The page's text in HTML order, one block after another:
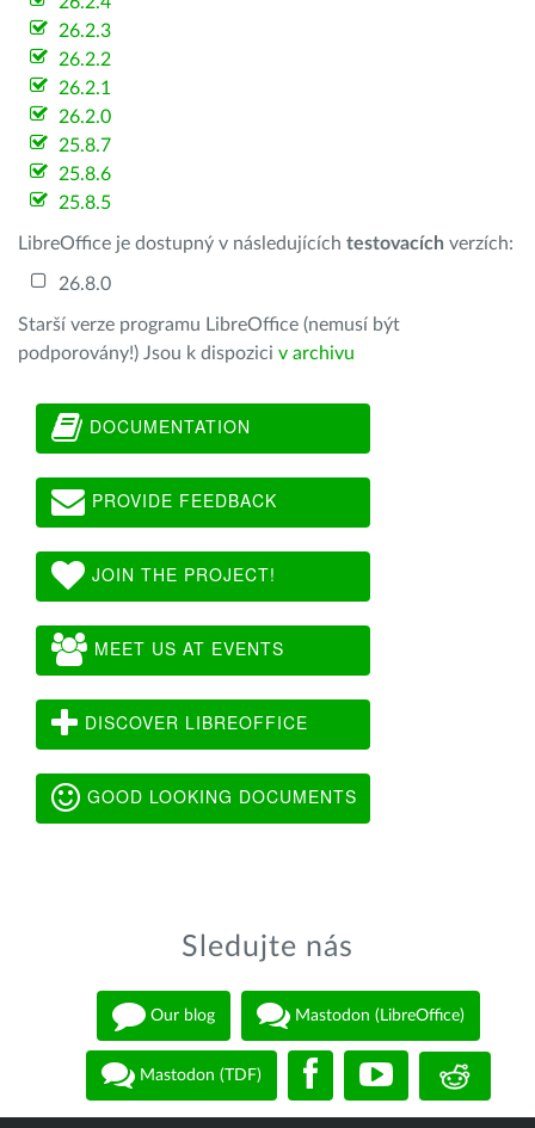
26.2.3
26.2.2
26.2.1
26.2.0
25.8.7
25.8.6
25.8.5
LibreOffice je dostupný v následujících testovacích verzích:
26.8.0
Starší verze programu LibreOffice (nemusí být
podporovány!) Jsou k dispozici v archivu
DOCUMENTATION
PROVIDE FEEDBACK
JOIN THE PROJECT!
MEET US AT EVENTS
DISCOVER LIBREOFFICE
GOOD LOOKING DOCUMENTS
Sledujte nás
Our blog Mastodon (LibreOffice)
Mastodon (TDF)